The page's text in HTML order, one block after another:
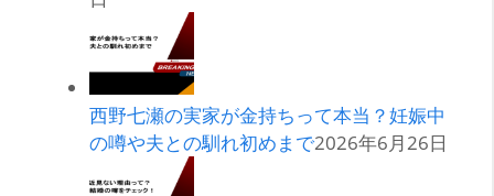
西野七瀬の実家が金持ちって本当？妊娠中
の噂や夫との馴れ初めまで2026年6月26日